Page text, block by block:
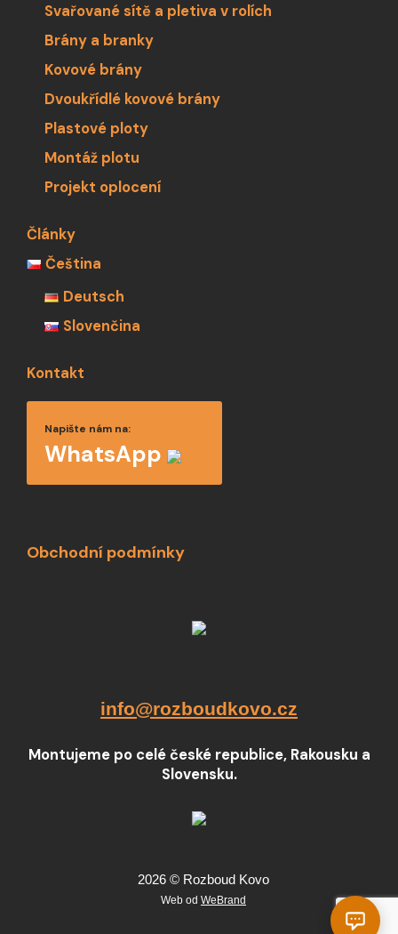
Svařované sítě a pletiva v rolích
Brány a branky
Kovové brány
Dvoukřídlé kovové brány
Plastové ploty
Montáž plotu
Projekt oplocení
Články
Čeština
Deutsch
Slovenčina
Kontakt
Napište nám na:
WhatsApp
Obchodní podmínky
info@rozboudkovo.cz
Montujeme po celé české republice, Rakousku a
Slovensku.
2026 © Rozboud Kovo
Web od WeBrand